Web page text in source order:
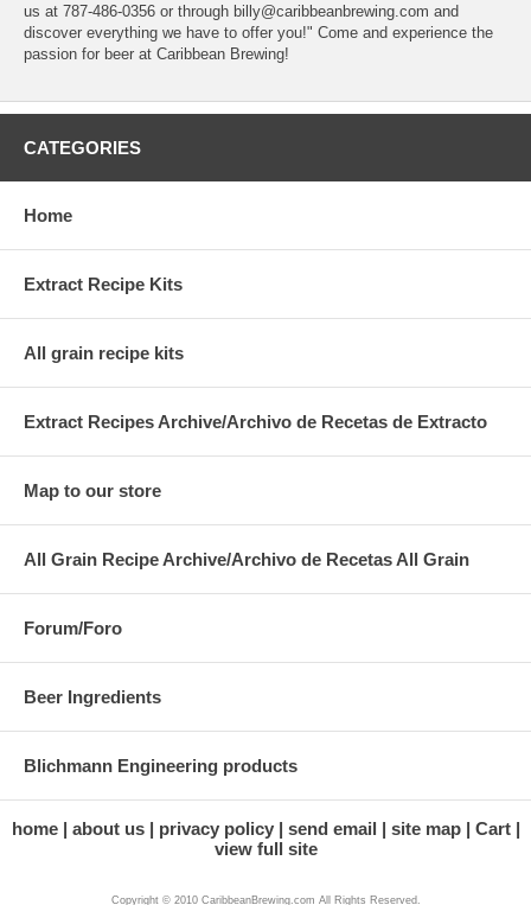
us at 787-486-0356 or through billy@caribbeanbrewing.com and
discover everything we have to offer you!" Come and experience the
passion for beer at Caribbean Brewing!
CATEGORIES
Home
Extract Recipe Kits
All grain recipe kits
Extract Recipes Archive/Archivo de Recetas de Extracto
Map to our store
All Grain Recipe Archive/Archivo de Recetas All Grain
Forum/Foro
Beer Ingredients
Blichmann Engineering products
home about us privacy policy send email site map
Cart
view full site
Copyright © 2010 CaribbeanBrewing.com All Rights Reserved.